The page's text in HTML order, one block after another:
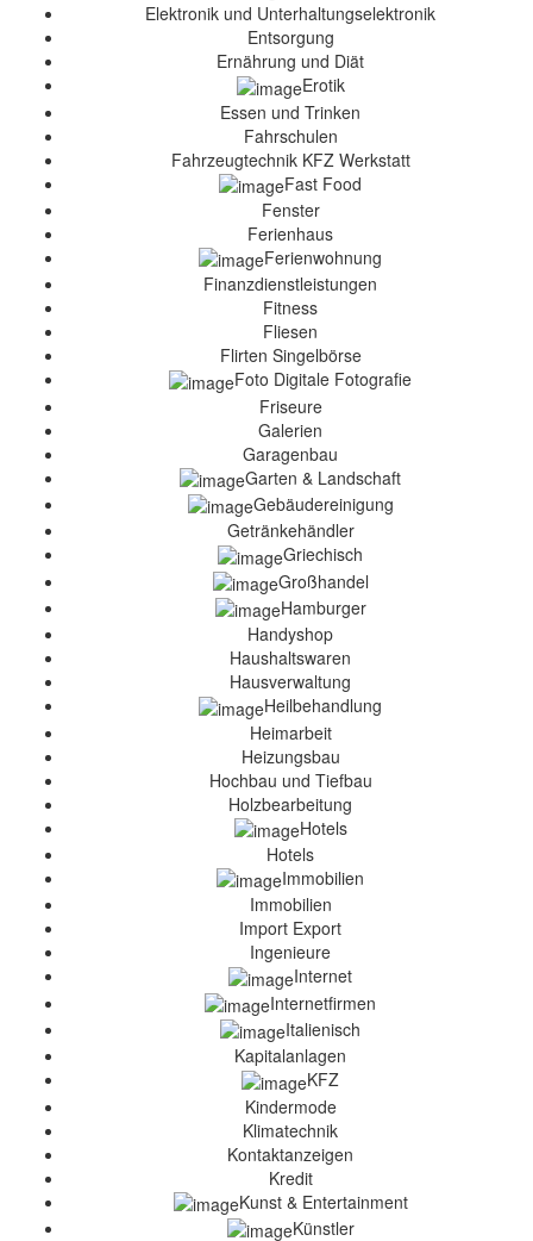
Elektronik und Unterhaltungselektronik
Entsorgung
Ernährung und Diät
Erotik
Essen und Trinken
Fahrschulen
Fahrzeugtechnik KFZ Werkstatt
Fast Food
Fenster
Ferienhaus
Ferienwohnung
Finanzdienstleistungen
Fitness
Fliesen
Flirten Singelbörse
Foto Digitale Fotografie
Friseure
Galerien
Garagenbau
Garten & Landschaft
Gebäudereinigung
Getränkehändler
Griechisch
Großhandel
Hamburger
Handyshop
Haushaltswaren
Hausverwaltung
Heilbehandlung
Heimarbeit
Heizungsbau
Hochbau und Tiefbau
Holzbearbeitung
Hotels
Hotels
Immobilien
Immobilien
Import Export
Ingenieure
Internet
Internetfirmen
Italienisch
Kapitalanlagen
KFZ
Kindermode
Klimatechnik
Kontaktanzeigen
Kredit
Kunst & Entertainment
Künstler